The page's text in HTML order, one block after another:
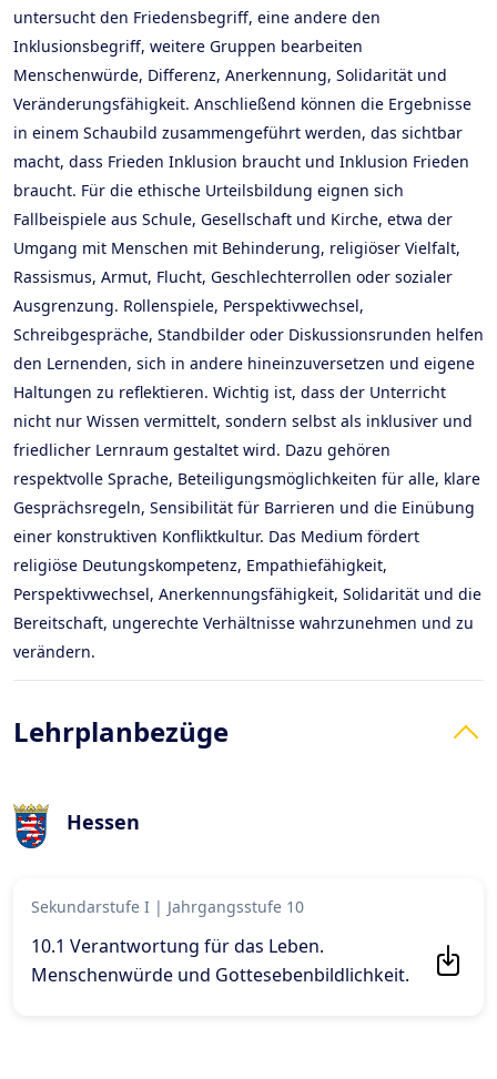
untersucht den Friedensbegriff, eine andere den
Inklusionsbegriff, weitere Gruppen bearbeiten
Menschenwürde, Differenz, Anerkennung, Solidarität und
Veränderungsfähigkeit. Anschließend können die Ergebnisse
in einem Schaubild zusammengeführt werden, das sichtbar
macht, dass Frieden Inklusion braucht und Inklusion Frieden
braucht. Für die ethische Urteilsbildung eignen sich
Fallbeispiele aus Schule, Gesellschaft und Kirche, etwa der
Umgang mit Menschen mit Behinderung, religiöser Vielfalt,
Rassismus, Armut, Flucht, Geschlechterrollen oder sozialer
Ausgrenzung. Rollenspiele, Perspektivwechsel,
Schreibgespräche, Standbilder oder Diskussionsrunden helfen
den Lernenden, sich in andere hineinzuversetzen und eigene
Haltungen zu reflektieren. Wichtig ist, dass der Unterricht
nicht nur Wissen vermittelt, sondern selbst als inklusiver und
friedlicher Lernraum gestaltet wird. Dazu gehören
respektvolle Sprache, Beteiligungsmöglichkeiten für alle, klare
Gesprächsregeln, Sensibilität für Barrieren und die Einübung
einer konstruktiven Konfliktkultur. Das Medium fördert
religiöse Deutungskompetenz, Empathiefähigkeit,
Perspektivwechsel, Anerkennungsfähigkeit, Solidarität und die
Bereitschaft, ungerechte Verhältnisse wahrzunehmen und zu
verändern.
Lehrplanbezüge
Hessen
Sekundarstufe I | Jahrgangsstufe 10
10.1 Verantwortung für das Leben.
Menschenwürde und Gottesebenbildlichkeit.